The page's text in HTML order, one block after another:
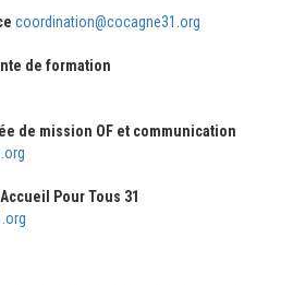
coordination@cocagne31.org
de formation
de mission OF et communication
Pour Tous 31